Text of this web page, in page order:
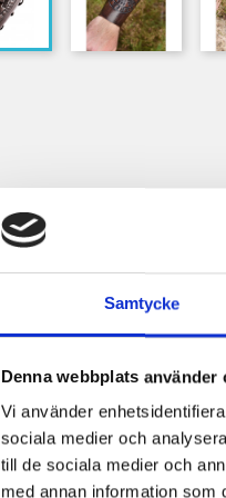
Samtycke
Denna webbplats använder
Vi använder
sociala medier och
till de sociala medier och
med annan information som